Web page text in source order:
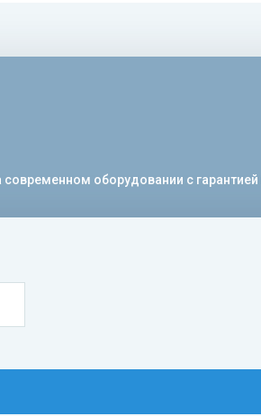
оборудовании с